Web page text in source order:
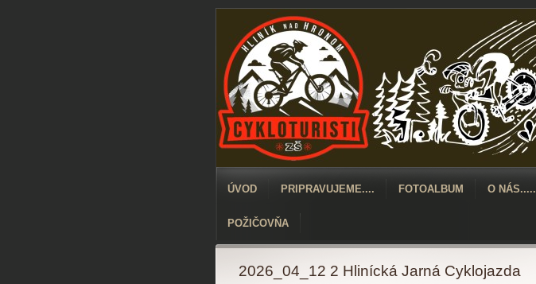
ÚVOD PRIPRAVUJEME.... FOTOALBUM O NÁS.....
POŽIČOVŇA
2026_04_12 2 Hlinícká Jarná Cyklojazda